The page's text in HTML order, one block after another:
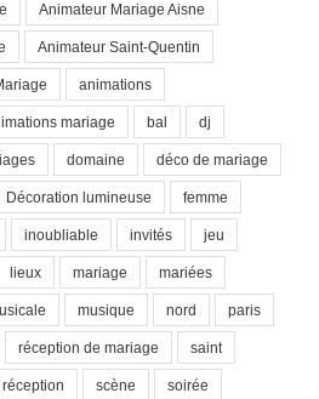
Animateur Mariage Aisne
Animateur Saint-Quentin
animations
mariage bal dj
domaine déco de mariage
Décoration lumineuse femme
inoubliable invités jeu
lieux mariage mariées
musique nord paris
réception de mariage saint
scène soirée